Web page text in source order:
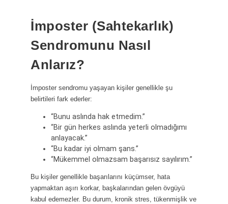
İmposter (Sahtekarlık)
Sendromunu Nasıl
Anlarız?
İmposter sendromu yaşayan kişiler genellikle şu
belirtileri fark ederler:
“Bunu aslında hak etmedim.”
“Bir gün herkes aslında yeterli olmadığımı
anlayacak.”
“Bu kadar iyi olmam şans.”
“Mükemmel olmazsam başarısız sayılırım.”
Bu kişiler genellikle başarılarını küçümser, hata
yapmaktan aşırı korkar, başkalarından gelen övgüyü
kabul edemezler. Bu durum, kronik stres, tükenmişlik ve